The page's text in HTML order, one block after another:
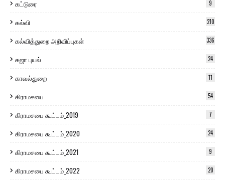
கட்டுரை 9
கல்வி 210
கல்வித்துறை அறிவிப்புகள் 336
கஜா புயல் 24
காவல்துறை 11
கிராமசபை 54
கிராமசபை கூட்டம்_2019 7
கிராமசபை கூட்டம்_2020 24
கிராமசபை கூட்டம்_2021 9
கிராமசபை கூட்டம்_2022 20